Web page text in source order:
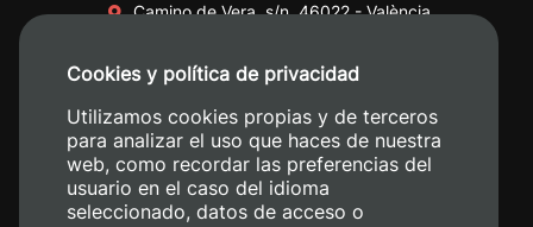
Camino de Vera, s/n. 46022 - València
+34 620 04 00 50
Cookies y política de privacidad
Utilizamos cookies propias y de terceros
para analizar el uso que haces de nuestra
web, como recordar las preferencias del
usuario en el caso del idioma
seleccionado, datos de acceso o